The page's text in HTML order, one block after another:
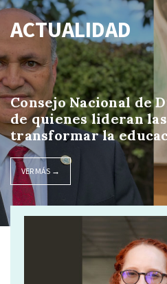
ACTUALIDAD
Consejo Nacional de
de quienes lideran
transformar la
VER MÁS →